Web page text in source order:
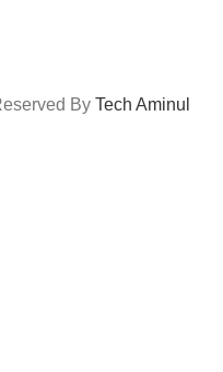
By Tech Aminul